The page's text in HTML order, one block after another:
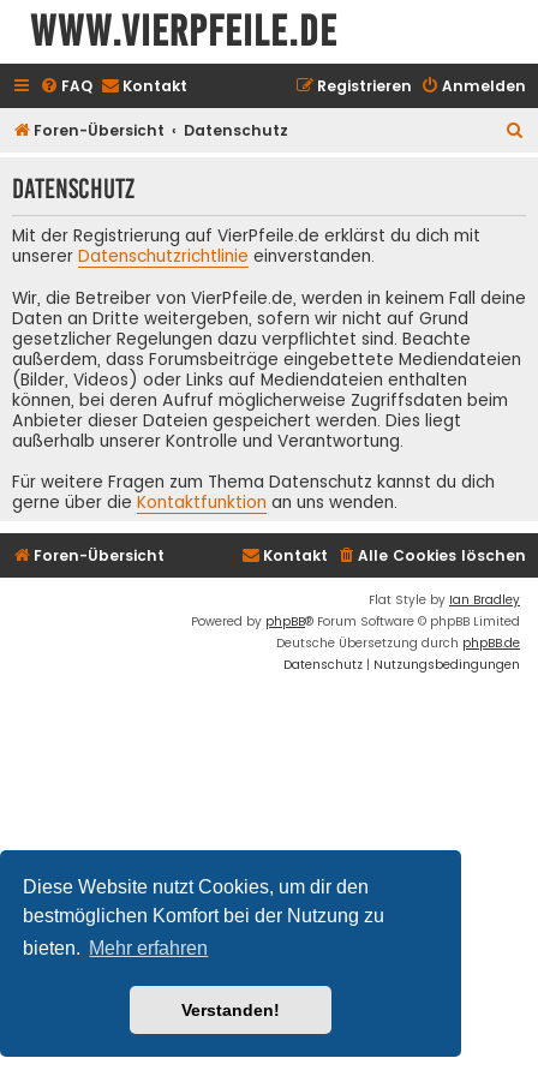
Diese Website nutzt Cookies, um dir den
bestmöglichen Komfort bei der Nutzung zu
bieten. Mehr erfahren
Verstanden!
www.vierpfeile.de
FAQ Kontakt Anmelden
Registrieren
Foren-Übersicht Datenschutz
h
Datenschutz
Mit der Registrierung auf VierPfeile.de erklärst du dich mit
unserer Datenschutzrichtlinie einverstanden.
Wir, die Betreiber von VierPfeile.de, werden in keinem Fall deine
Daten an Dritte weitergeben, sofern wir nicht auf Grund
gesetzlicher Regelungen dazu verpflichtet sind. Beachte
außerdem, dass Forumsbeiträge eingebettete Mediendateien
(Bilder, Videos) oder Links auf Mediendateien enthalten
können, bei deren Aufruf möglicherweise Zugriffsdaten beim
Anbieter dieser Dateien gespeichert werden. Dies liegt
außerhalb unserer Kontrolle und Verantwortung.
Für weitere Fragen zum Thema Datenschutz kannst du dich
gerne über die Kontaktfunktion an uns wenden.
Foren-Übersicht Alle Cookies löschen
Kontakt
Flat Style by Ian Bradley
Powered by phpBB® Forum Software © phpBB Limited
Deutsche Übersetzung durch phpBB.de
Datenschutz | Nutzungsbedingungen